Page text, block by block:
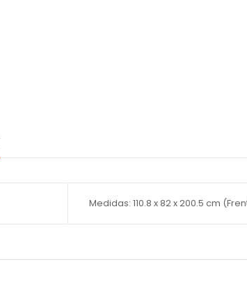
Medidas: 110.8 x 82 x 200.5 cm